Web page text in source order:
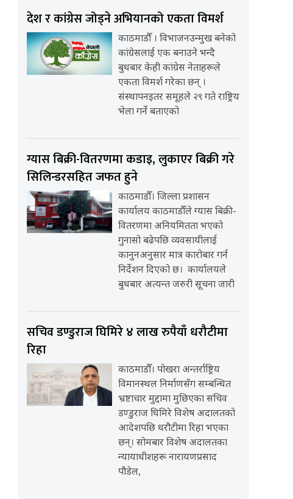
देश र कांग्रेस जोड्ने अभियानको एकता विमर्श
काठमाडौँ । विभाजनउन्मुख बनेको
कांग्रेसलाई एक बनाउने भन्दै
बुधबार केही कांग्रेस नेताहरूले
एकता विमर्श गरेका छन् ।
संस्थापनइतर समूहले २९ गते राष्ट्रिय
भेला गर्ने बताएको
ग्यास बिक्री-वितरणमा कडाइ, लुकाएर बिक्री गरे
सिलिन्डरसहित जफत हुने
काठमाडौँ। जिल्ला प्रशासन
कार्यालय काठमाडौँले ग्यास बिक्री-
वितरणमा अनियमितता भएको
गुनासो बढेपछि व्यवसायीलाई
कानुनअनुसार मात्र कारोबार गर्न
निर्देशन दिएको छ। कार्यालयले
बुधबार अत्यन्त जरुरी सूचना जारी
सचिव डण्डुराज घिमिरे ४ लाख रुपैयाँ धरौटीमा
रिहा
काठमाडौँ। पोखरा अन्तर्राष्ट्रिय
विमानस्थल निर्माणसँग सम्बन्धित
भ्रष्टाचार मुद्दामा मुछिएका सचिव
डण्डुराज घिमिरे विशेष अदालतको
आदेशपछि धरौटीमा रिहा भएका
छन्। सोमबार विशेष अदालतका
न्यायाधीशहरू नारायणप्रसाद
पौडेल,